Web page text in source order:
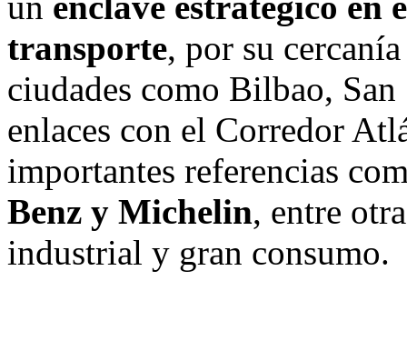
transporte, por su
ciudades como Bilbao, San
enlaces con el Corredor
importantes referencias
Benz y Michelin, entre
industrial y gran consumo.